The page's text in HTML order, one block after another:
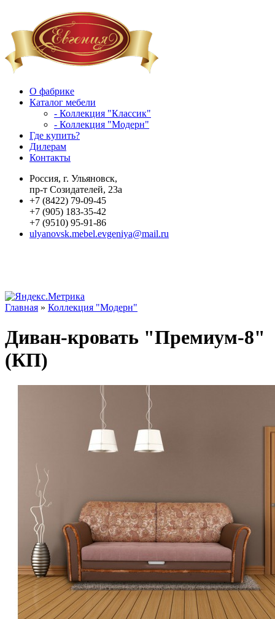
О фабрике
Каталог мебели
- Коллекция "Классик"
- Коллекция "Модерн"
Где купить?
Дилерам
Контакты
Россия, г. Ульяновск,
пр-т Созидателей, 23а
+7 (8422) 79-09-45
+7 (905) 183-35-42
+7 (9510) 95-91-86
ulyanovsk.mebel.evgeniya@mail.ru
Главная » Коллекция "Модерн"
Диван-кровать "Премиум-8"
(КП)